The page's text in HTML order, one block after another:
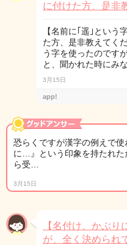
に付けた方、是非
【名前に｢遥｣という
た方、是非教えてく
う字を使ったのです
と、聞かれた時にみ
3月15日
app!
恐らくですが漢字の例えで使
に…』という印象を持たれた
ら受…
3月15日
【名付け、かぶ
が、全く決められ